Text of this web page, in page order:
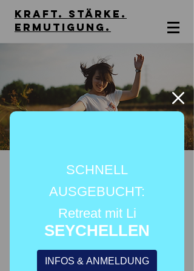
kraft. stärke.
Ermutigung.
Tanz auf
Wildeben
Sa., 05. Juli
  |
Fulpmes
Ganz etwas Besonderes!
SCHNELL
AUSGEBUCHT:
Retreat mit Li
10.-20. OKTOBER 2026
SEYCHELLEN
INFOS & ANMELDUNG